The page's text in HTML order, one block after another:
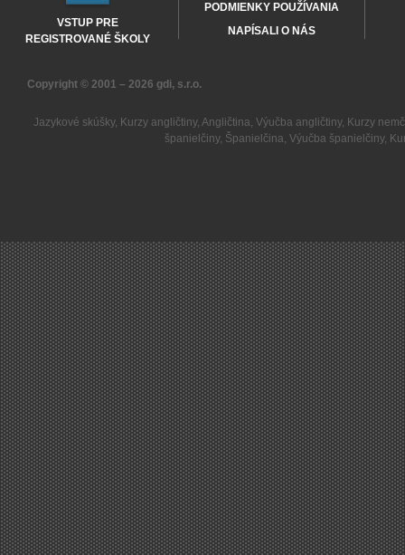
VSTUP PRE
REGISTROVANÉ ŠKOLY
PODMIENKY POUŽÍVANIA
NAPÍSALI O NÁS
Copyright © 2001 – 2026 gdi, s.r.o.
Jazykové skúšky, Kurzy angličtiny, Angličtina, Výučba angličtiny, Kurzy
španielčiny, Španielčina, Výučba španielčiny,